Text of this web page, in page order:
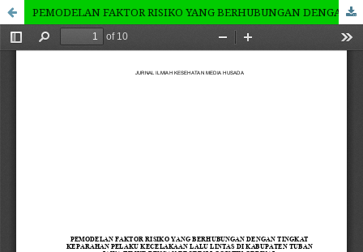
PEMODELAN FAKTOR RISIKO YANG BERHUBUNGAN DENGAN TINGKAT KEPARAHAN PELAKU KECELAKAAN LALU LINTAS DI KABUPATEN TUBAN JAWA TIMUR DENGAN REGRESI LOGISTIK ORDINAL